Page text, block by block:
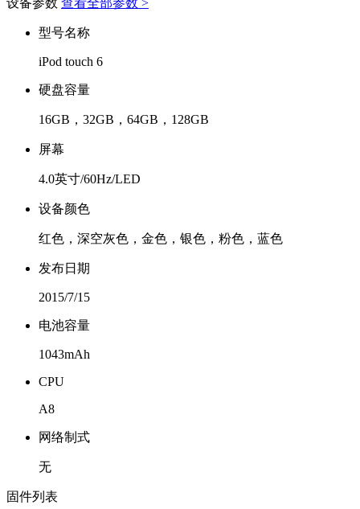
设备参数 查看全部参数 >
型号名称
iPod touch 6
硬盘容量
16GB，32GB，64GB，128GB
屏幕
4.0英寸/60Hz/LED
设备颜色
红色，深空灰色，金色，银色，粉色，蓝色
发布日期
2015/7/15
电池容量
1043mAh
CPU
A8
网络制式
无
固件列表